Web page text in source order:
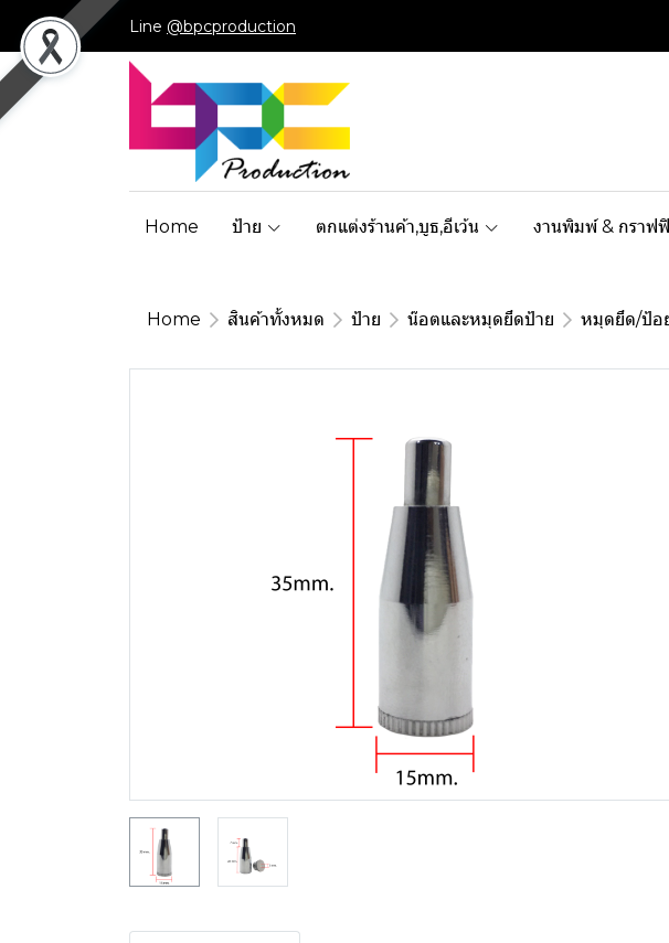
Line @bpcproduction
Home ป้าย ตกแต่งร้านค้า,บูธ,อีเว้น งานพิมพ์ & กราฟ
Home สินค้าทั้งหมด ป้าย น๊อตและหมุดยึดป้าย หมุดยึด/ป้อ